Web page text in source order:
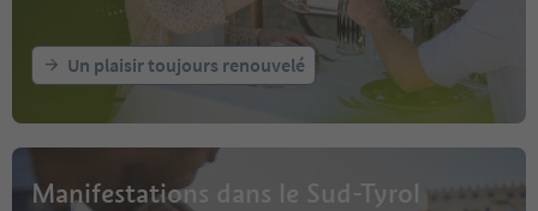
Un plaisir toujours renouvelé
Manifestations dans le Sud-Tyrol